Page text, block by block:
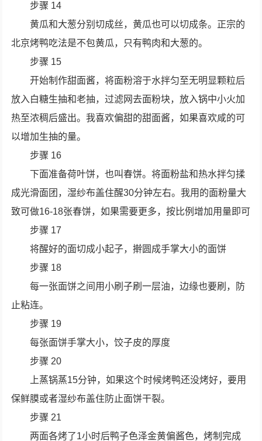
步骤 14
黄瓜和大葱分别切成丝，黄瓜也可以切成条。正宗的
北京烤鸭吃法是不包黄瓜，只有鸭肉和大葱的。
步骤 15
开始制作甜面酱，将面粉溶于水拌匀至无明显颗粒后
放入白糖生抽和老抽，过滤网去面粉块，放入锅中小火加
热至浓稠后盛出。我喜欢偏甜的甜面酱，如果喜欢咸的可
以增加生抽的量。
步骤 16
下面准备荷叶饼，也叫春饼。将面粉盐和热水拌匀揉
成光滑面团，湿纱布盖住醒30分钟左右。我用的面粉量大
致可做16-18张春饼，如果需要更多，按比例增加用量即可
步骤 17
将醒好的面切成小起子，擀圆成手掌大小的面饼
步骤 18
每一张面饼之间用小刷子刷一层油，边缘也要刷，防
止粘连。
步骤 19
每张面饼手掌大小，饺子皮的厚度
步骤 20
上蒸锅蒸15分钟，如果这个时候烤鸭还没烤好，要用
保鲜膜或者湿纱布盖住防止面饼干裂。
步骤 21
两面各烤了1小时后鸭子色泽金黄偏酱色，烤制完成